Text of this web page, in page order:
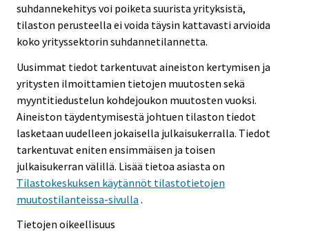
suhdannekehitys voi poiketa suurista yrityksistä,
tilaston perusteella ei voida täysin kattavasti arvioida
koko yrityssektorin suhdannetilannetta.
Uusimmat tiedot tarkentuvat aineiston kertymisen ja
yritysten ilmoittamien tietojen muutosten sekä
myyntitiedustelun kohdejoukon muutosten vuoksi.
Aineiston täydentymisestä johtuen tilaston tiedot
lasketaan uudelleen jokaisella julkaisukerralla. Tiedot
tarkentuvat eniten ensimmäisen ja toisen
julkaisukerran välillä. Lisää tietoa asiasta on
Tilastokeskuksen käytännöt tilastotietojen
muutostilanteissa-sivulla .
Tietojen oikeellisuus